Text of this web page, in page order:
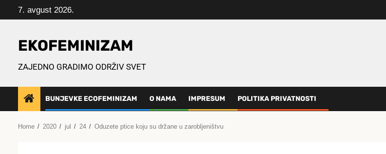
to
7. avgust 2026.
EKOFEMINIZAM
ZAJEDNO GRADIMO ODRŽIV SVET
BUNJEVKE ECOFEMINIZAM O NAMA IMPRESUM POLITIKA PRIVATNOSTI
Home 2020 jul 24 Oduzete ptice koju su držane u zarobljeništvu